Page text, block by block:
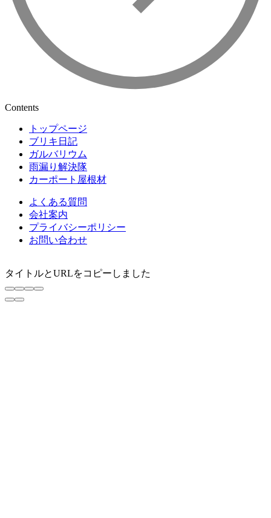
Contents
トップページ
ブリキ日記
ガルバリウム
雨漏り解決隊
カーポート屋根材
よくある質問
会社案内
プライバシーポリシー
お問い合わせ
タイトルとURLをコピーしました